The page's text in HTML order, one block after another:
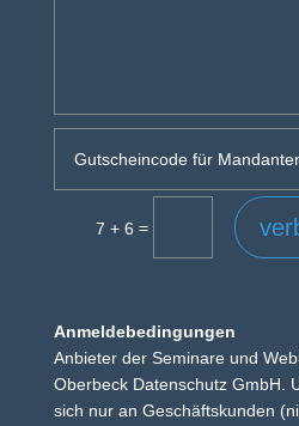
7 + 6 =
Anmeldebedingungen
Anbieter der Seminare und
Oberbeck Datenschutz GmbH.
sich nur an Geschäftskunden